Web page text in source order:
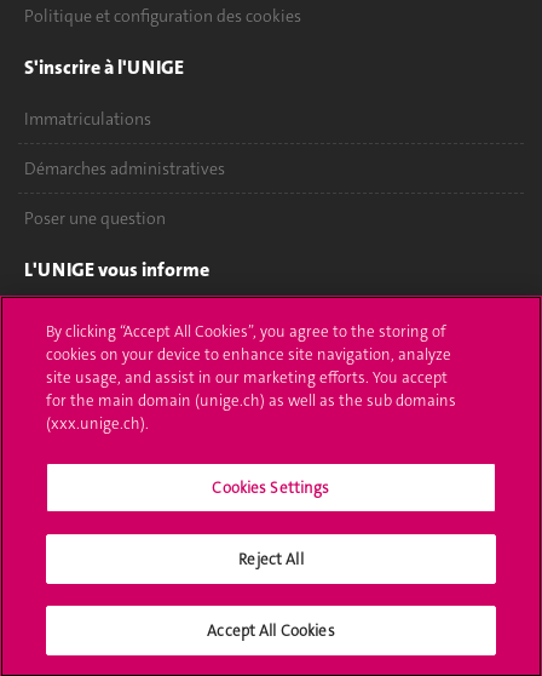
Politique et configuration des cookies
S'inscrire à l'UNIGE
Immatriculations
Démarches administratives
Poser une question
L'UNIGE vous informe
UNIGE Mobile
Médias
Offres d'emploi
Bibliothèque
By clicking “Accept All Cookies”, you agree to the storing of
cookies on your device to enhance site navigation, analyze
site usage, and assist in our marketing efforts. You accept
for the main domain (unige.ch) as well as the sub domains
(xxx.unige.ch).
Cookies Settings
Reject All
Accept All Cookies